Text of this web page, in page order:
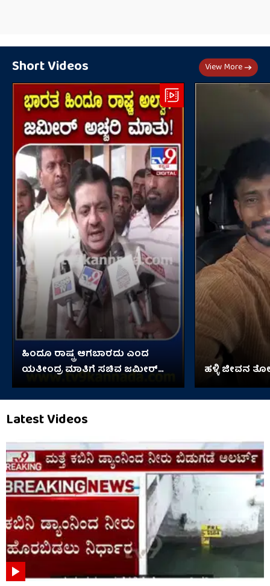
Short Videos View More
ಹಿಂದೂ ರಾಷ್ಟ್ರ ಆಗಬಾರದು ಎಂದ
ಯತೀಂದ್ರ ಮಾತಿಗೆ ಸಚಿವ ಜಮೀರ್
ಹೇಳಿದ್ದೇನು?
ಹಳ್ಳಿ ಜೀವನ
Latest Videos